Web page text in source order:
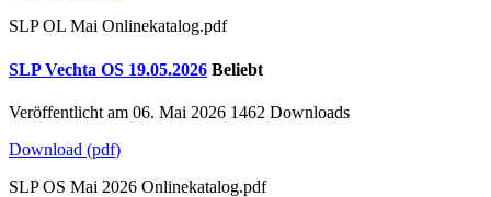
SLP OL Mai Onlinekatalog.pdf
SLP Vechta OS 19.05.2026 Beliebt
Veröffentlicht am 06. Mai 2026 1462 Downloads
Download (pdf)
SLP OS Mai 2026 Onlinekatalog.pdf